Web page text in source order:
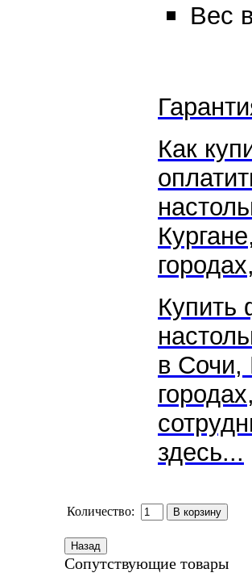
Вес
Как
Купить
в Сочи,
здесь...
Количество:
Сопутствующие товары